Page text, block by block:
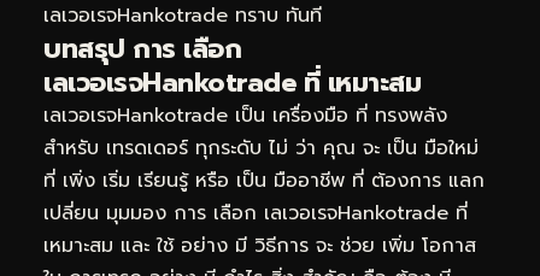
เลเวอเรจHankotrade ทราบ ทันที
บทสรุป การ เลือก
เลเวอเรจHankotrade ที่ เหมาะสม
เลเวอเรจHankotrade เป็น เครื่องมือ ที่ ทรงพลัง
สำหรับ เทรดเดอร์ ทุกระดับ ไม่ ว่า คุณ จะ เป็น มือใหม่
ที่ เพิ่ง เริ่ม เรียนรู้ หรือ เป็น มืออาชีพ ที่ ต้องการ แลก
เปลี่ยน มุมมอง การ เลือก เลเวอเรจHankotrade ที่
เหมาะสม และ ใช้ อย่าง มี วิธีการ จะ ช่วย เพิ่ม โอกาส